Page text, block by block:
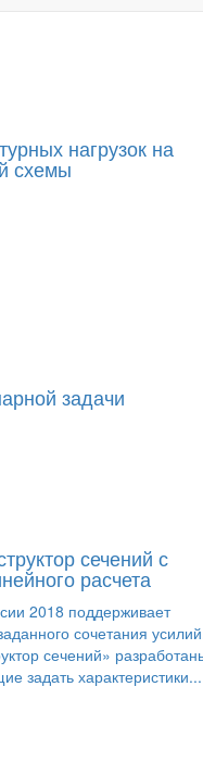
нагрузок на
схемы
задачи
сечений с
расчета
2018 поддерживает
сочетания
сечений»
задать характеристики...